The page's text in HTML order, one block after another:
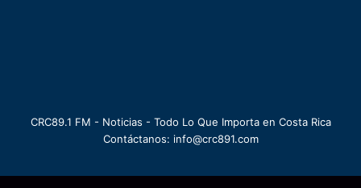
CRC89.1 FM - Noticias - Todo Lo Que Importa en Costa Rica
Contáctanos: info@crc891.com